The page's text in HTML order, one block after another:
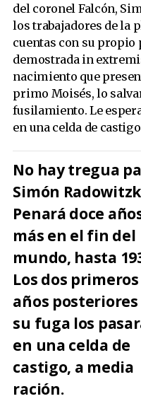
del coronel Falcón,
los trabajadores de la
cuentas con su propio
demostrada in
nacimiento que
primo Moisés, lo
fusilamiento. Le
en una celda de
No hay tregua
Simón
Penará doce
más en el fin del
mundo, hasta
Los dos primeros
años posteriores
su fuga los
en una celda de
castigo, a media
ración.